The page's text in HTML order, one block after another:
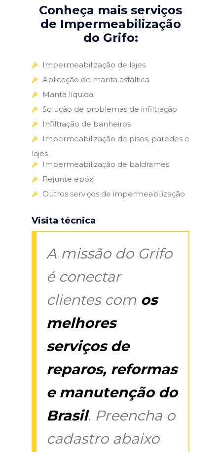
Conheça mais serviços
de Impermeabilização
do Grifo:
Impermeabilização de lajes
Aplicação de manta asfáltica
Manta líquida
Solução de problemas de infiltração
Infiltração de banheiros
Impermeabilização de pisos, paredes e
lajes
Impermeabilização de baldrames
Rejunte epóxi
Outros serviços de impermeabilização
Visita técnica
A missão do Grifo
é conectar
clientes com os
melhores
serviços de
reparos, reformas
e manutenção do
Brasil. Preencha o
cadastro abaixo